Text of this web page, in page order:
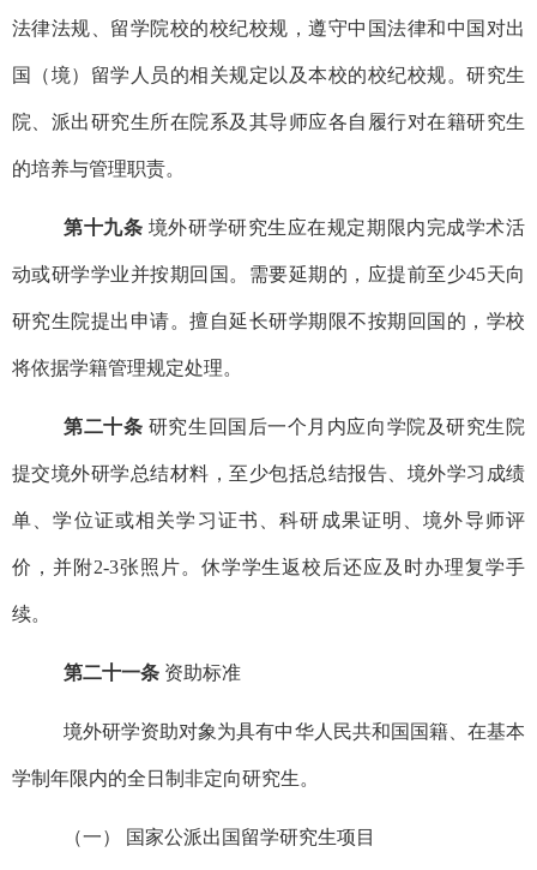
法律法规、留学院校的校纪校规，遵守中国法律和中国对出
国（境）留学人员的相关规定以及本校的校纪校规。研究生
院、派出研究生所在院系及其导师应各自履行对在籍研究生
的培养与管理职责。
第十九条 境外研学研究生应在规定期限内完成学术活
动或研学学业并按期回国。需要延期的，应提前至少45天向
研究生院提出申请。擅自延长研学期限不按期回国的，学校
将依据学籍管理规定处理。
第二十条 研究生回国后一个月内应向学院及研究生院
提交境外研学总结材料，至少包括总结报告、境外学习成绩
单、学位证或相关学习证书、科研成果证明、境外导师评
价，并附2-3张照片。休学学生返校后还应及时办理复学手
续。
第二十一条 资助标准
境外研学资助对象为具有中华人民共和国国籍、在基本
学制年限内的全日制非定向研究生。
（一） 国家公派出国留学研究生项目